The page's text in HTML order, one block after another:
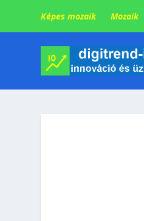
Képes mozaik Mozaik